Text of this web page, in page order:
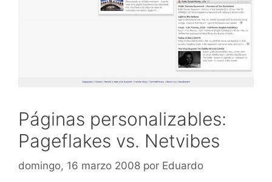
Páginas personalizables:
Pageflakes vs. Netvibes
domingo, 16 marzo 2008 por Eduardo